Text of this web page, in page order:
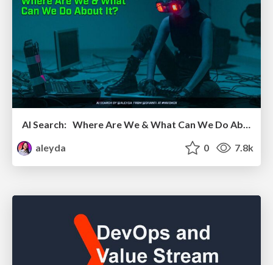
AI Search: Where Are We & What Can We Do About It?
aleyda
0 7.8k